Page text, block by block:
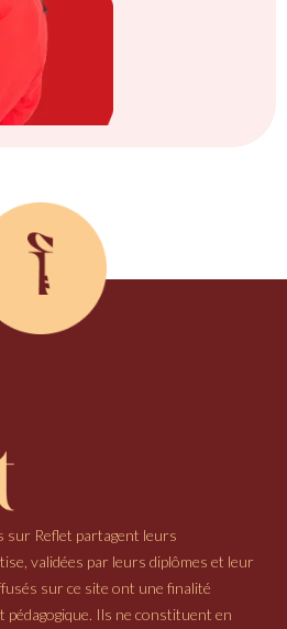
sur Reflet partagent leurs
validées par leurs diplômes et leur
sur ce site ont une finalité
Ils ne constituent en